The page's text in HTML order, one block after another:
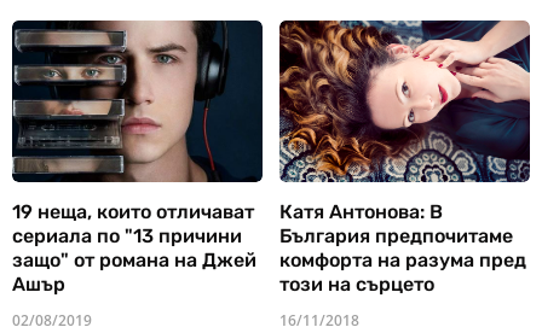
19 неща, които отличават
сериала по "13 причини
защо" от романа на Джей
Ашър
02/08/2019
Катя Антонова: В
България предпочитаме
комфорта на разума пред
този на сърцето
16/11/2018